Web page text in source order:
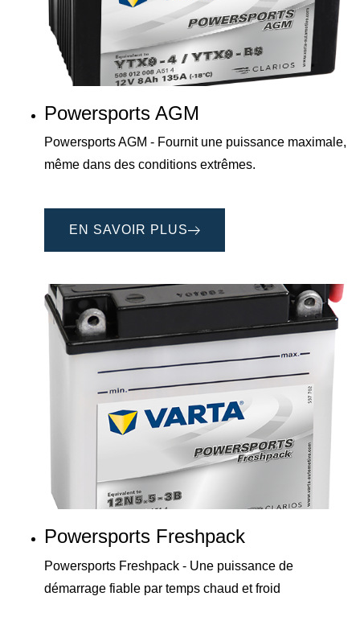
Powersports AGM
Powersports AGM - Fournit une puissance maximale,
même dans des conditions extrêmes.
EN SAVOIR PLUS
Powersports Freshpack
Powersports Freshpack - Une puissance de
démarrage fiable par temps chaud et froid